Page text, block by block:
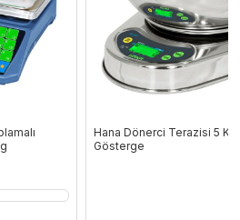
Hana Dönerci Terazisi 5 Kg
Gösterge